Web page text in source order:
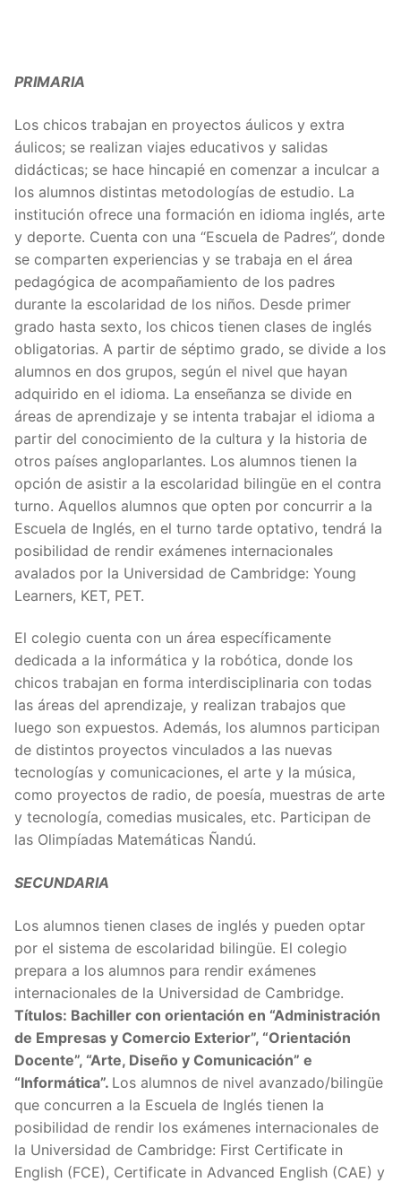
PRIMARIA
Los chicos trabajan en proyectos áulicos y extra
áulicos; se realizan viajes educativos y salidas
didácticas; se hace hincapié en comenzar a inculcar a
los alumnos distintas metodologías de estudio. La
institución ofrece una formación en idioma inglés, arte
y deporte. Cuenta con una “Escuela de Padres”, donde
se comparten experiencias y se trabaja en el área
pedagógica de acompañamiento de los padres
durante la escolaridad de los niños. Desde primer
grado hasta sexto, los chicos tienen clases de inglés
obligatorias. A partir de séptimo grado, se divide a los
alumnos en dos grupos, según el nivel que hayan
adquirido en el idioma. La enseñanza se divide en
áreas de aprendizaje y se intenta trabajar el idioma a
partir del conocimiento de la cultura y la historia de
otros países angloparlantes. Los alumnos tienen la
opción de asistir a la escolaridad bilingüe en el contra
turno. Aquellos alumnos que opten por concurrir a la
Escuela de Inglés, en el turno tarde optativo, tendrá la
posibilidad de rendir exámenes internacionales
avalados por la Universidad de Cambridge: Young
Learners, KET, PET.
El colegio cuenta con un área específicamente
dedicada a la informática y la robótica, donde los
chicos trabajan en forma interdisciplinaria con todas
las áreas del aprendizaje, y realizan trabajos que
luego son expuestos. Además, los alumnos participan
de distintos proyectos vinculados a las nuevas
tecnologías y comunicaciones, el arte y la música,
como proyectos de radio, de poesía, muestras de arte
y tecnología, comedias musicales, etc. Participan de
las Olimpíadas Matemáticas Ñandú.
SECUNDARIA
Los alumnos tienen clases de inglés y pueden optar
por el sistema de escolaridad bilingüe. El colegio
prepara a los alumnos para rendir exámenes
internacionales de la Universidad de Cambridge.
Títulos: Bachiller con orientación en “Administración
de Empresas y Comercio Exterior”, “Orientación
Docente”, “Arte, Diseño y Comunicación” e
“Informática”. Los alumnos de nivel avanzado/bilingüe
que concurren a la Escuela de Inglés tienen la
posibilidad de rendir los exámenes internacionales de
la Universidad de Cambridge: First Certificate in
English (FCE), Certificate in Advanced English (CAE) y